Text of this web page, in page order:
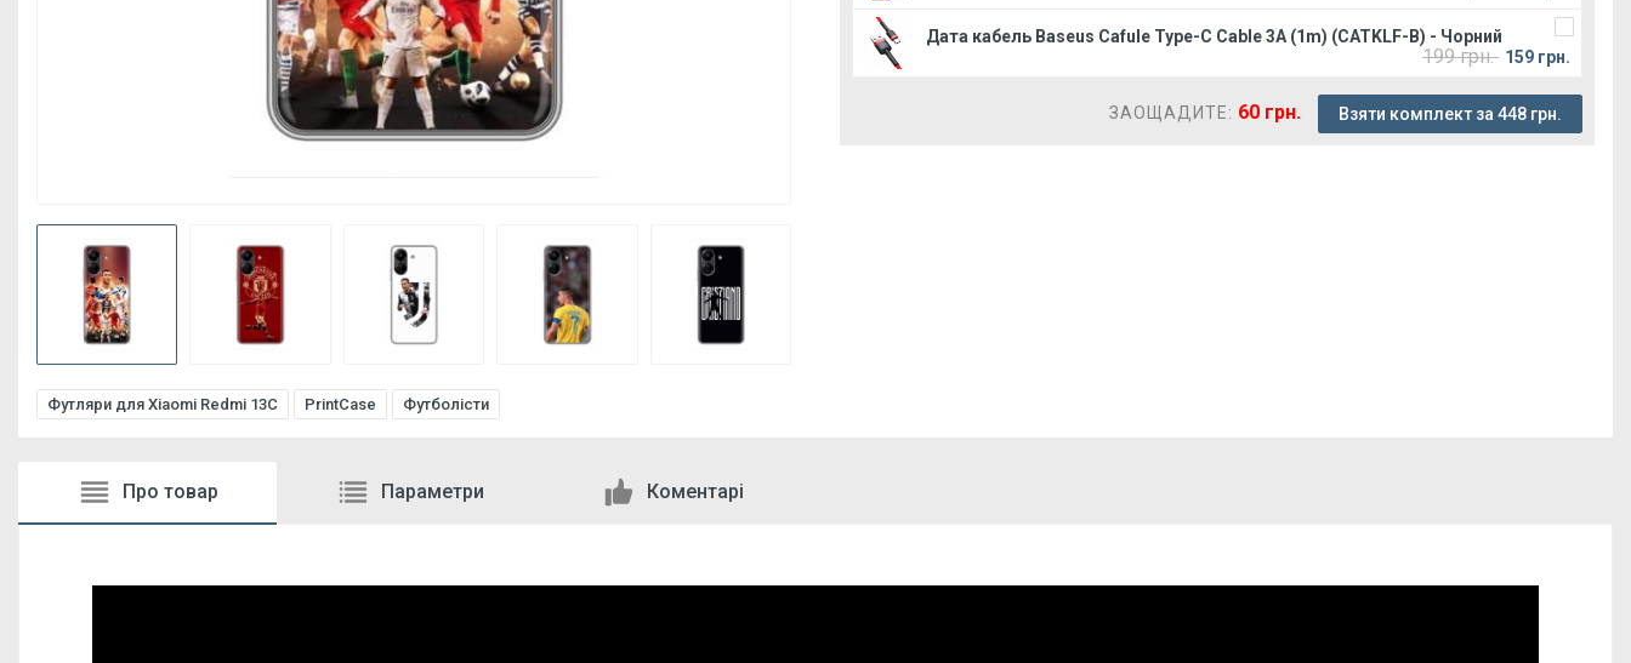
Дата кабель Baseus Cafule Type-C Cable 3A (1m) (CATKLF-B) - Чорний
199 грн. 159 грн.
ЗАОЩАДИТЕ: 60 грн. Взяти комплект за 448 грн.
Футляри для Xiaomi Redmi 13C PrintCase Футболісти
Про товар Параметри Коментарі